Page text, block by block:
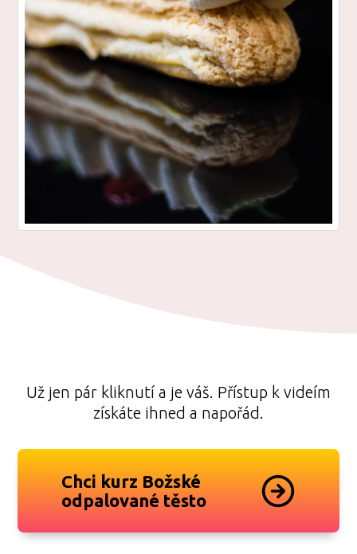
Už jen pár kliknutí a je váš. Přístup k videím
získáte ihned a napořád.
Chci kurz Božské
odpalované těsto